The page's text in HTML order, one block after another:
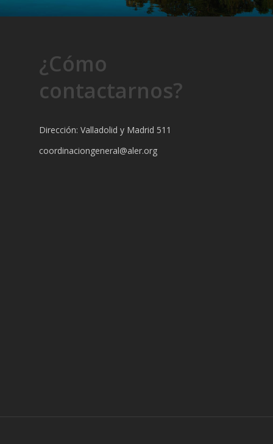
¿Cómo
contactarnos?
Dirección: Valladolid y Madrid 511
coordinaciongeneral@aler.org